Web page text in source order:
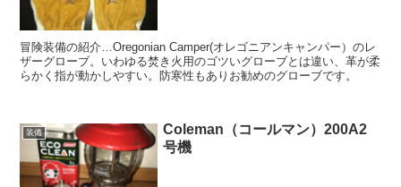
冒険装備の紹介…Oregonian Camper(オレゴニアンキャンパー）のレ
ザーグローブ。いわゆる焚き火用のゴツいグローブとは違い、革が柔
らかく指が動かしやすい。防寒性もありお勧めのグローブです。
装備
Coleman（コールマン）200A2
号機